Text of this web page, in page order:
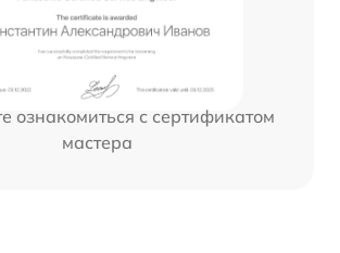
ознакомиться с сертификатом
мастера